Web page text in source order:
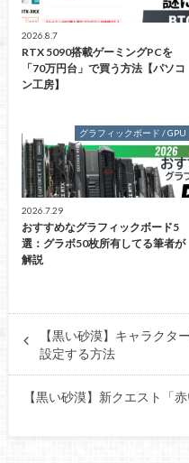
2026.8.7
RTX 5090搭載ゲーミングPCを
「70万円台」で買う方法【パソコ
ン工房】
グラフィックボード / GPU
2026.7.29
おすすめなグラフィックボード5
選：グラボ50枚所有してる筆者が
解説
【黒い砂漠】キャラクタ
設定する方法
【黒い砂漠】新クエスト「